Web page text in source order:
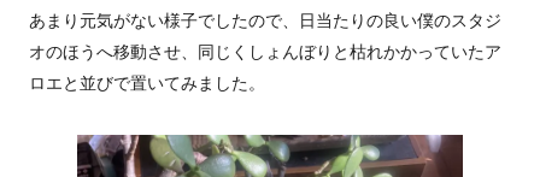
あまり元気がない様子でしたので、日当たりの良い僕のスタジ
オのほうへ移動させ、同じくしょんぼりと枯れかかっていたア
ロエと並びで置いてみました。